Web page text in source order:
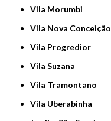
Vila Morumbi
Vila Nova Conceição
Vila Progredior
Vila Suzana
Vila Tramontano
Vila Uberabinha